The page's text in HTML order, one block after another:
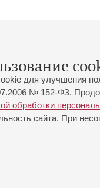
для улучшения
№ 152-ФЗ.
обработки
сайта. При